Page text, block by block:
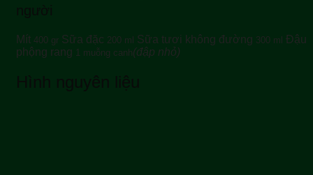
người
Mít 400 gr Sữa đặc 200 ml Sữa tươi không đường 300 ml Đậu
phộng rang
1 muỗng canh(đập nhỏ)
Hình nguyên liệu